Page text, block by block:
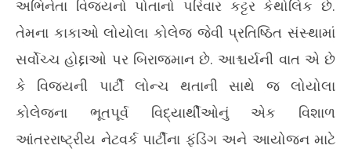
અભિનેતા વિજયનો પોતાનો પરિવાર કટ્ટર કેથોલિક છે.
તેમના કાકાઓ લોયોલા કોલેજ જેવી પ્રતિષ્ઠિત સંસ્થામાં
સર્વોચ્ચ હોદ્દાઓ પર બિરાજમાન છે. આશ્ચર્યની વાત એ છે
કે વિજયની પાર્ટી લોન્ચ થતાની સાથે જ લોયોલા
કોલેજના ભૂતપૂર્વ વિદ્યાર્થીઓનું એક વિશાળ
આંતરરાષ્ટ્રીય નેટવર્ક પાર્ટીના ફંડિંગ અને આયોજન માટે